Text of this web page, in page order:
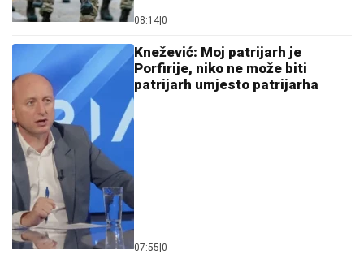
08:14|0
Knežević: Moj patrijarh je
Porfirije, niko ne može biti
patrijarh umjesto patrijarha
07:55|0